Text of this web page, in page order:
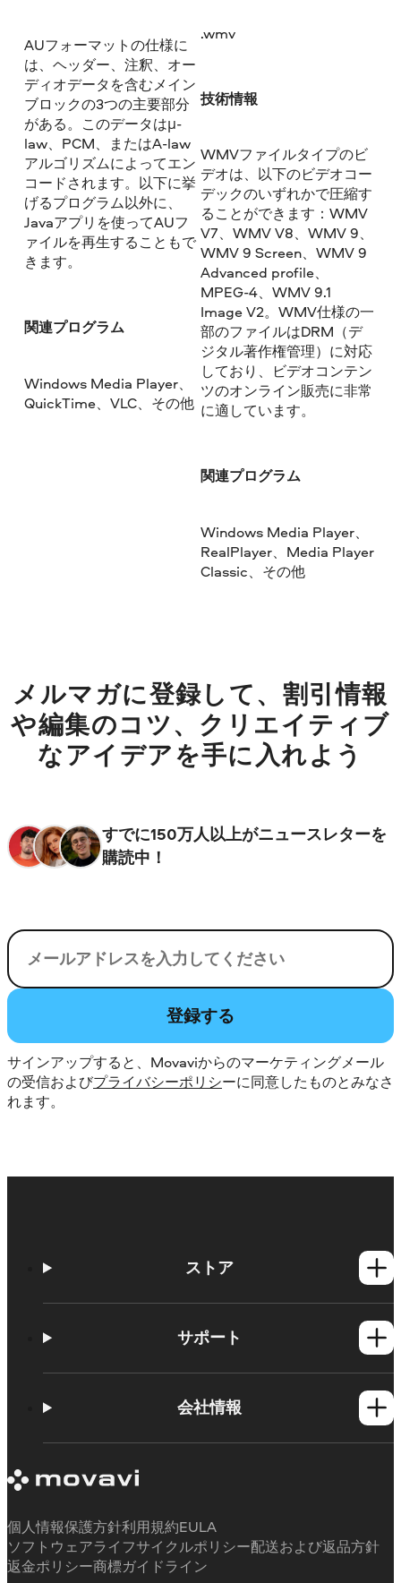
AUフォーマットの仕様に
は、ヘッダー、注釈、オー
ディオデータを含むメイン
ブロックの3つの主要部分
がある。このデータはμ-
law、PCM、またはA-law
アルゴリズムによってエン
コードされます。以下に挙
げるプログラム以外に、
Javaアプリを使ってAUフ
ァイルを再生することもで
きます。
関連プログラム
Windows Media Player、
QuickTime、VLC、その他
.wmv
技術情報
WMVファイルタイプのビ
デオは、以下のビデオコー
デックのいずれかで圧縮す
ることができます：WMV
V7、WMV V8、WMV 9、
WMV 9 Screen、WMV 9
Advanced profile、
MPEG-4、WMV 9.1
Image V2。WMV仕様の一
部のファイルはDRM（デ
ジタル著作権管理）に対応
しており、ビデオコンテン
ツのオンライン販売に非常
に適しています。
関連プログラム
Windows Media Player、
RealPlayer、Media Player
Classic、その他
メルマガに登録して、割引情報
や編集のコツ、クリエイティブ
なアイデアを手に入れよう
すでに150万人以上がニュースレターを
購読中！
電子メール
登録する
サインアップすると、Movaviからのマーケティングメール
の受信およびプライバシーポリシーに同意したものとみなさ
れます。
ストア
Mac製品
サポート
使い方
体験版の制約
払い戻し
会社情報
お客様の声
当社が選ばれる理由
個人情報保護方針利用規約EULA
ソフトウェアライフサイクルポリシー配送および返品方針
返金ポリシー商標ガイドライン